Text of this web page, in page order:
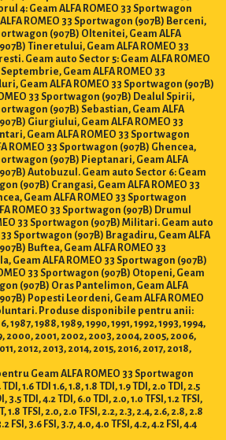
4: Geam ALFA ROMEO 33 Sportwagon
ROMEO 33 Sportwagon (907B) Berceni,
(907B) Oltenitei, Geam ALFA
Tineretului, Geam ALFA ROMEO 33
Geam auto Sector 5: Geam ALFA ROMEO
Geam ALFA ROMEO 33
Geam ALFA ROMEO 33 Sportwagon (907B)
33 Sportwagon (907B) Dealul Spirii,
(907B) Sebastian, Geam ALFA
Giurgiului, Geam ALFA ROMEO 33
Geam ALFA ROMEO 33 Sportwagon
ROMEO 33 Sportwagon (907B) Ghencea,
(907B) Pieptanari, Geam ALFA
Autobuzul. Geam auto Sector 6: Geam
(907B) Crangasi, Geam ALFA ROMEO 33
Geam ALFA ROMEO 33 Sportwagon
ROMEO 33 Sportwagon (907B) Drumul
33 Sportwagon (907B) Militari. Geam auto
33 Sportwagon (907B) Bragadiru, Geam ALFA
Buftea, Geam ALFA ROMEO 33
Geam ALFA ROMEO 33 Sportwagon (907B)
33 Sportwagon (907B) Otopeni, Geam
(907B) Oras Pantelimon, Geam ALFA
Popesti Leordeni, Geam ALFA ROMEO
Produse disponibile pentru anii:
1987, 1988, 1989, 1990, 1991, 1992, 1993, 1994,
2000, 2001, 2002, 2003, 2004, 2005, 2006,
2012, 2013, 2014, 2015, 2016, 2017, 2018,
Geam ALFA ROMEO 33 Sportwagon
1.6 TDI 1.6, 1.8, 1.8 TDI, 1.9 TDI, 2.0 TDI, 2.5
3.5 TDI, 4.2 TDI, 6.0 TDI, 2.0, 1.0 TFSI, 1.2 TFSI,
1.8 TFSI, 2.0, 2.0 TFSI, 2.2, 2.3, 2.4, 2.6, 2.8, 2.8
FSI, 3.6 FSI, 3.7, 4.0, 4.0 TFSI, 4.2, 4.2 FSI, 4.4